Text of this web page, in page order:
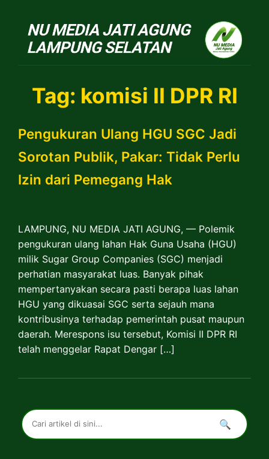
NU
Tag: komisi II DPR RI
Pengukuran Ulang HGU SGC Jadi
Sorotan Publik, Pakar: Tidak Perlu
Izin dari Pemegang Hak
LAMPUNG, NU MEDIA JATI AGUNG, — Polemik
pengukuran ulang lahan Hak Guna Usaha (HGU)
milik Sugar Group Companies (SGC) menjadi
perhatian masyarakat luas. Banyak pihak
mempertanyakan secara pasti berapa luas lahan
HGU yang dikuasai SGC serta sejauh mana
kontribusinya terhadap pemerintah pusat maupun
daerah. Merespons isu tersebut, Komisi II DPR RI
telah menggelar Rapat Dengar […]
🔍